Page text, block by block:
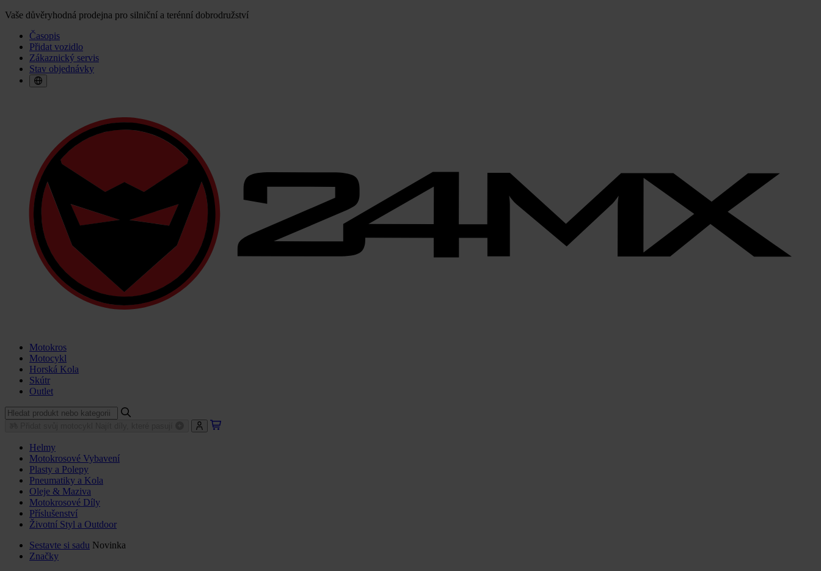
Vaše důvěryhodná prodejna pro silniční a terénní dobrodružství
Časopis
Přidat vozidlo
Zákaznický servis
Stav objednávky
Motokros
Motocykl
Horská Kola
Skútr
Outlet
Helmy
Motokrosové Vybavení
Plasty a Polepy
Pneumatiky a Kola
Oleje & Maziva
Motokrosové Díly
Příslušenství
Životní Styl a Outdoor
Sestavte si sadu Novinka
Značky